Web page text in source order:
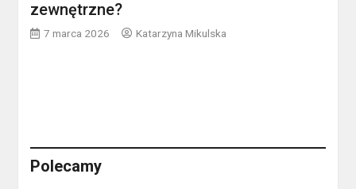
zewnętrzne?
7 marca 2026 Katarzyna Mikulska
Polecamy